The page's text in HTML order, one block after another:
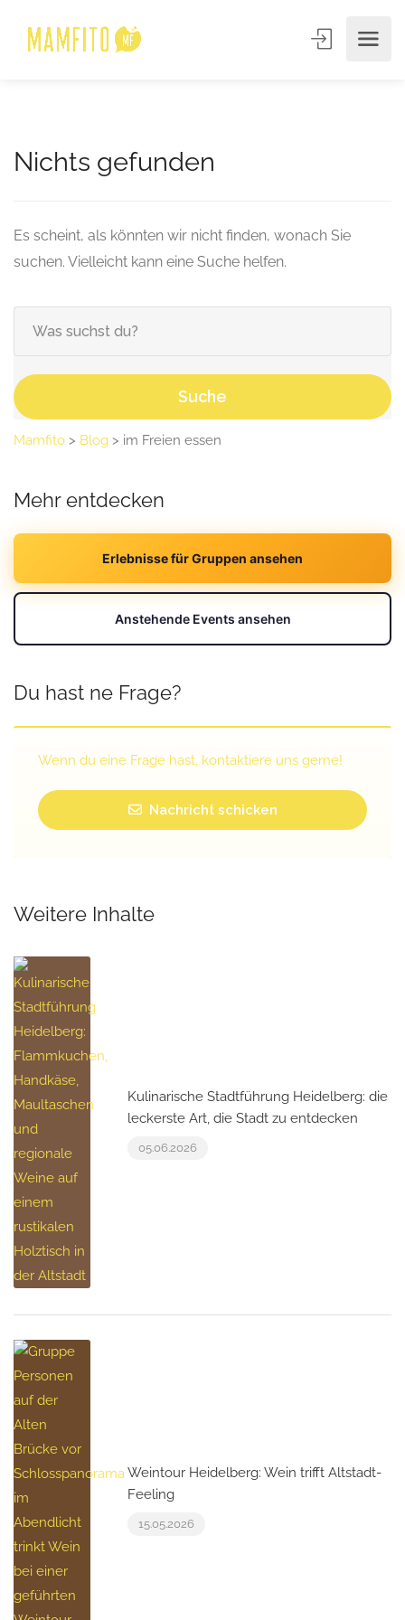
Nichts gefunden
Es scheint, als könnten wir nicht finden, wonach Sie
suchen. Vielleicht kann eine Suche helfen.
Suche
Mamfito > Blog > im Freien essen
Mehr entdecken
Erlebnisse für Gruppen ansehen
Anstehende Events ansehen
Du hast ne Frage?
Wenn du eine Frage hast, kontaktiere uns gerne!
Nachricht schicken
Weitere Inhalte
Kulinarische Stadtführung Heidelberg: die
leckerste Art, die Stadt zu entdecken
05.06.2026
Weintour Heidelberg: Wein trifft Altstadt-
Feeling
15.05.2026